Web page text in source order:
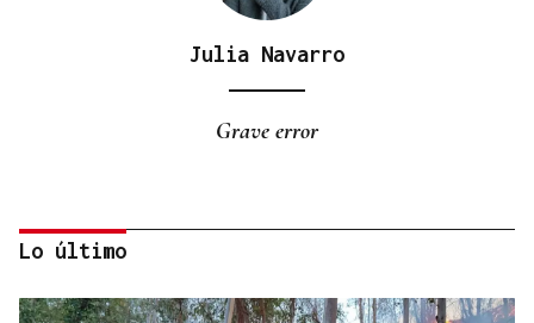
Julia Navarro
Grave error
Lo último